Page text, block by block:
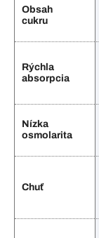
Obsah
cukru
Rýchla
absorpcia
Nízka
osmolarita
Chuť